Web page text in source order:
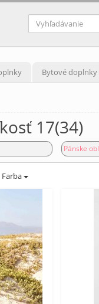
Bytové doplnky
17(34)
Pánske
Farba